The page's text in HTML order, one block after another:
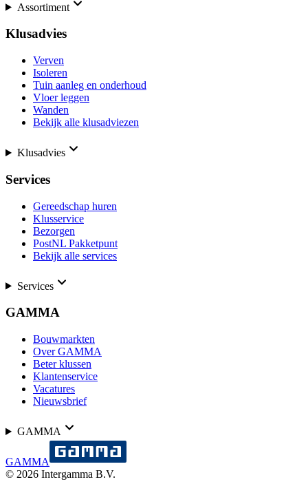
Assortiment
Klusadvies
Verven
Isoleren
Tuin aanleg en onderhoud
Vloer leggen
Wanden
Bekijk alle klusadviezen
Klusadvies
Services
Gereedschap huren
Klusservice
Bezorgen
PostNL Pakketpunt
Bekijk alle services
Services
GAMMA
Bouwmarkten
Over GAMMA
Beter klussen
Klantenservice
Vacatures
Nieuwsbrief
GAMMA
GAMMA
© 2026 Intergamma B.V.